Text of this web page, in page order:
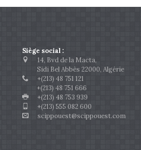
Siège social :
14, Bvd de la Macta,
Sidi Bel Abbès 22000, Algérie
+(213) 48 751 121
+(213) 48 751 666
+(213) 48 753 939
+(213) 555 082 600
scippouest@scippouest.com